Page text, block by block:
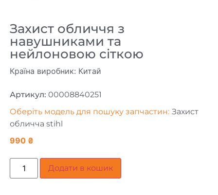
Захист обличчя з
навушниками та
нейлоновою сіткою
Країна виробник: Китай
Артикул: 00008840251
Оберіть модель для пошуку запчастин: Захист
обличча stihl
990 ₴
Додати в кошик